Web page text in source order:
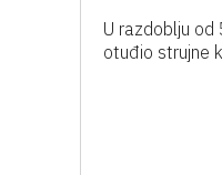
U razdoblju
otuđio strujne